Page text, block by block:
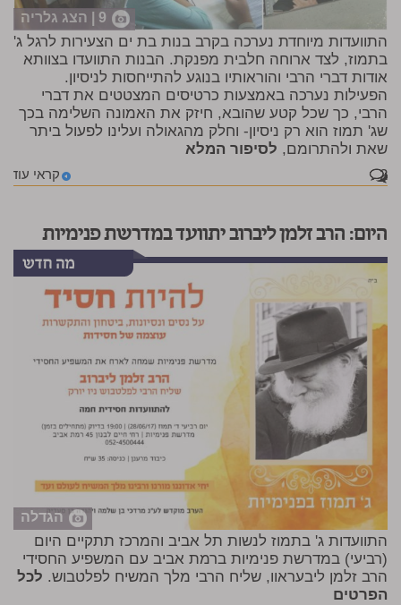
9 | הצג גלריה
התוועדות מיוחדת נערכה בקרב בנות בת ים הצעירות לרגל ג'
בתמוז, לצד ארוחה חלבית מפנקת. הבנות התוועדו בצוותא
אודות דברי הרבי והוראותיו בנוגע להתייחסות לניסיון.
הפעילות נערכה באמצעות כרטיסים המצטטים את דברי
הרבי, כך שכל קטע שהובא, חיזק את האמונה השלימה בכך
שג' תמוז הוא רק ניסיון- וחלק מהגאולה ועלינו לפעול ביתר
שאת ולהתרומם, לסיפור המלא
קראי עוד 2
היום: הרב זלמן ליברוב יתוועד במדרשת פנימיות
הגדלה
התוועדות ג' בתמוז לנשות תל אביב והמרכז תתקיים היום
(רביעי) במדרשת פנימיות ברמת אביב עם המשפיע החסידי
הרב זלמן ליבעראוו, שליח הרבי מלך המשיח לפלטבוש. לכל
הפרטים